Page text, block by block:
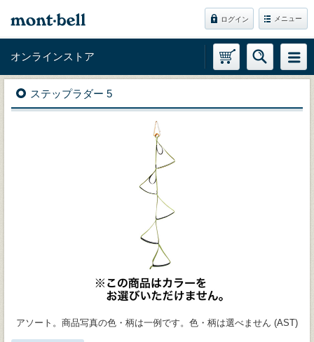
ログイン メニュー
オンラインストア
ステップラダー 5
アソート。商品写真の色・柄は一例です。色・柄は選べません (AST)